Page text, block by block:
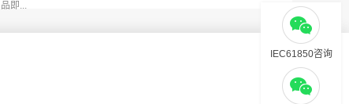
品即...
IEC61850咨询